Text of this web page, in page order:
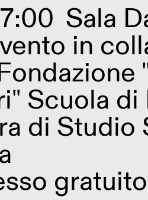
Sala
in
Scuola
di Studio
gratuito